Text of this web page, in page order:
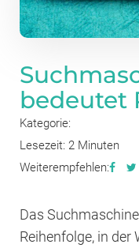
bedeutet
Kategorie:
Lesezeit: 2 Minuten
Weiterempfehlen:
Das
Reihenfolge, in der